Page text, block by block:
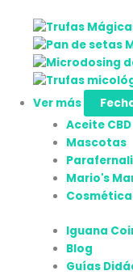
Ver más
Aceite CBD
Mascotas
Mario's
Cosmética
Iguana
Blog
Guías